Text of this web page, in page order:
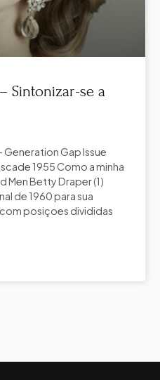
Sintonizar-se a
Generation Gap Issue
1955 Como a minha
Men Betty Draper (1)
de 1960 para sua
posiçoes divididas